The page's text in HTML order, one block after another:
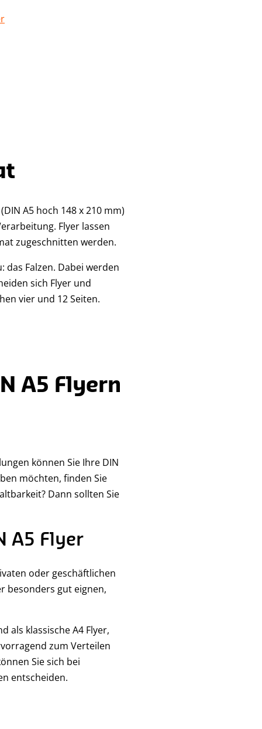
A5 hoch 148 x 210 mm)
Flyer lassen
zugeschnitten werden.
Falzen. Dabei werden
sich Flyer und
vier und 12 Seiten.
A5 Flyern
können Sie Ihre DIN
möchten, finden Sie
Dann sollten Sie
A5 Flyer
oder geschäftlichen
besonders gut eignen,
als klassische A4 Flyer,
zum Verteilen
Sie sich bei
entscheiden.